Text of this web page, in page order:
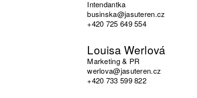
Intendantka
businska@jasuteren.cz
+420 725 649 554
Louisa Werlová
Marketing & PR
werlova@jasuteren.cz
+420 733 599 822